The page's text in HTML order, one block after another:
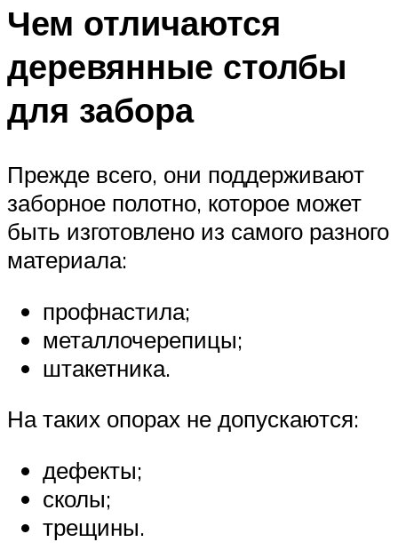
Чем отличаются
деревянные столбы
для забора
Прежде всего, они поддерживают
заборное полотно, которое может
быть изготовлено из самого разного
материала:
профнастила;
металлочерепицы;
штакетника.
На таких опорах не допускаются:
дефекты;
сколы;
трещины.